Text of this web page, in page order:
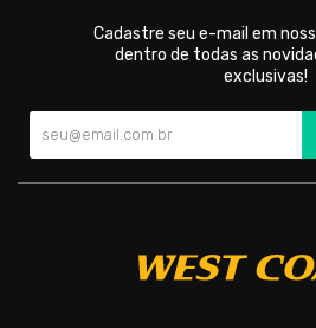
Cadastre seu e-mail em
dentro de todas as
exclusivas!